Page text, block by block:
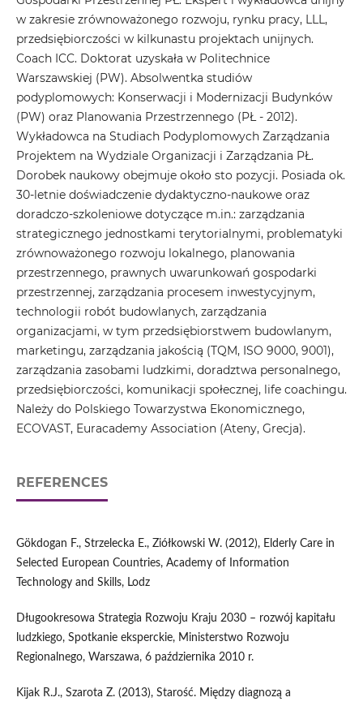
w zakresie zrównoważonego rozwoju, rynku pracy, LLL,
przedsiębiorczości w kilkunastu projektach unijnych.
Coach ICC. Doktorat uzyskała w Politechnice
Warszawskiej (PW). Absolwentka studiów
podyplomowych: Konserwacji i Modernizacji Budynków
(PW) oraz Planowania Przestrzennego (PŁ - 2012).
Wykładowca na Studiach Podyplomowych Zarządzania
Projektem na Wydziale Organizacji i Zarządzania PŁ.
Dorobek naukowy obejmuje około sto pozycji. Posiada ok.
30-letnie doświadczenie dydaktyczno-naukowe oraz
doradczo-szkoleniowe dotyczące m.in.: zarządzania
strategicznego jednostkami terytorialnymi, problematyki
zrównoważonego rozwoju lokalnego, planowania
przestrzennego, prawnych uwarunkowań gospodarki
przestrzennej, zarządzania procesem inwestycyjnym,
technologii robót budowlanych, zarządzania
organizacjami, w tym przedsiębiorstwem budowlanym,
marketingu, zarządzania jakością (TQM, ISO 9000, 9001),
zarządzania zasobami ludzkimi, doradztwa personalnego,
przedsiębiorczości, komunikacji społecznej, life coachingu.
Należy do Polskiego Towarzystwa Ekonomicznego,
ECOVAST, Euracademy Association (Ateny, Grecja).
REFERENCES
Gökdogan F., Strzelecka E., Ziółkowski W. (2012), Elderly Care in
Selected European Countries, Academy of Information
Technology and Skills, Lodz
Długookresowa Strategia Rozwoju Kraju 2030 – rozwój kapitału
ludzkiego, Spotkanie eksperckie, Ministerstwo Rozwoju
Regionalnego, Warszawa, 6 października 2010 r.
Kijak R.J., Szarota Z. (2013), Starość. Między diagnozą a